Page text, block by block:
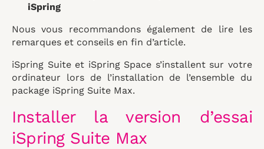
iSpring
Nous vous recommandons également de lire les
remarques et conseils en fin d’article.
iSpring Suite et iSpring Space s’installent sur votre
ordinateur lors de l’installation de l’ensemble du
package iSpring Suite Max.
Installer la version d’essai
iSpring Suite Max